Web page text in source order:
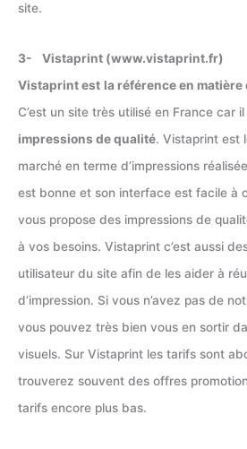
site.
3- Vistaprint (www.vistaprint.fr)
Vistaprint est la référence en matière
C’est un site très utilisé en France car
impressions de qualité. Vistaprint est
marché en terme d’impressions
est bonne et son interface est facile à
vous propose des impressions de
à vos besoins. Vistaprint c’est aussi
utilisateur du site afin de les aider à
d’impression. Si vous n’avez pas de
vous pouvez très bien vous en sortir
visuels. Sur Vistaprint les tarifs sont
trouverez souvent des offres
tarifs encore plus bas.